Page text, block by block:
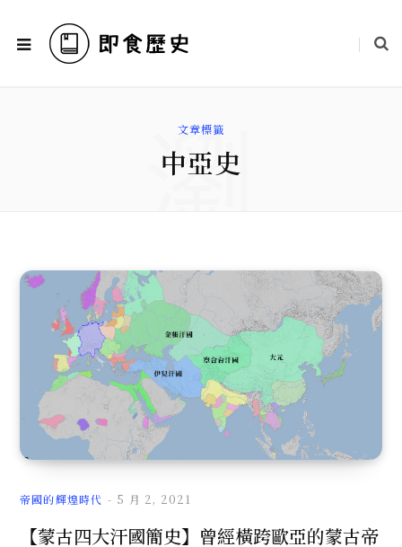
文章標籤
中亞史
瀏
覽
文
帝國的輝煌時代 5 月 2, 2021
【蒙古四大汗國簡史】曾經橫跨歐亞的蒙古帝